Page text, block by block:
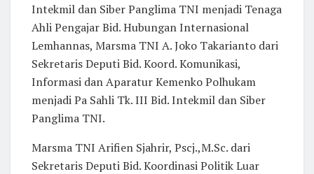
Intekmil dan Siber Panglima TNI menjadi Tenaga
Ahli Pengajar Bid. Hubungan Internasional
Lemhannas, Marsma TNI A. Joko Takarianto dari
Sekretaris Deputi Bid. Koord. Komunikasi,
Informasi dan Aparatur Kemenko Polhukam
menjadi Pa Sahli Tk. III Bid. Intekmil dan Siber
Panglima TNI.
Marsma TNI Arifien Sjahrir, Pscj.,M.Sc. dari
Sekretaris Deputi Bid. Koordinasi Politik Luar